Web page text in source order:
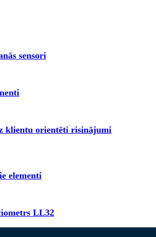
sensori
klientu orientēti risinājumi
elementi
LL32